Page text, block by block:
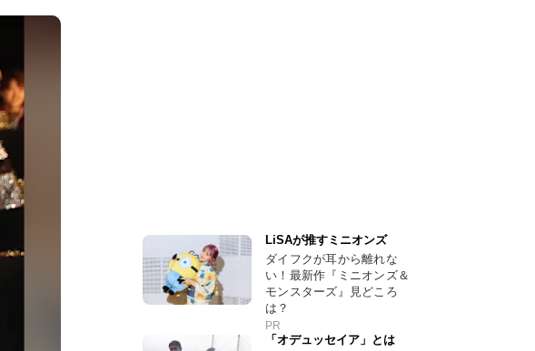
LiSAが推すミニオンズ
ダイフクが耳から離れな
い！最新作『ミニオンズ＆
モンスターズ』見どころ
は？
PR
「オデュッセイア」とは